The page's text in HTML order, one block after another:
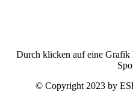
Durch klicken auf eine Grafik
© Copyright 2023 by